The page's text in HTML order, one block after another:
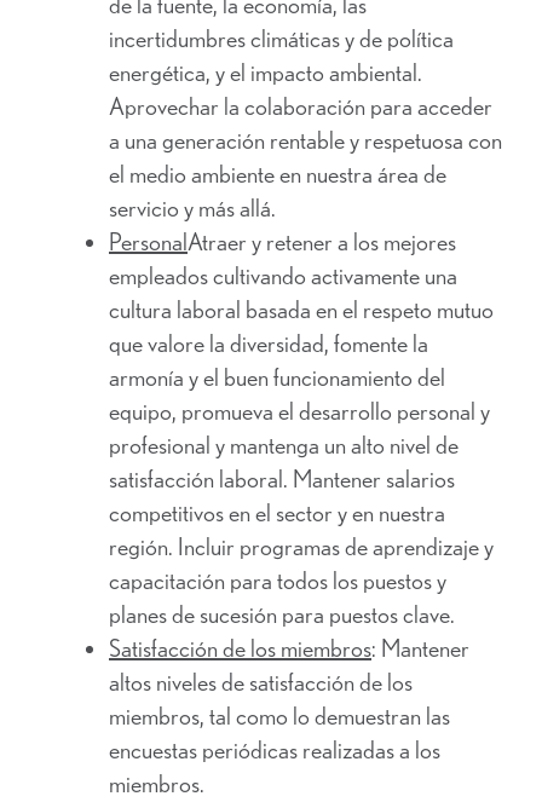
incertidumbres climáticas y de política
energética, y el impacto ambiental.
Aprovechar la colaboración para acceder
a una generación rentable y respetuosa con
el medio ambiente en nuestra área de
servicio y más allá.
PersonalAtraer y retener a los mejores
empleados cultivando activamente una
cultura laboral basada en el respeto mutuo
que valore la diversidad, fomente la
armonía y el buen funcionamiento del
equipo, promueva el desarrollo personal y
profesional y mantenga un alto nivel de
satisfacción laboral. Mantener salarios
competitivos en el sector y en nuestra
región. Incluir programas de aprendizaje y
capacitación para todos los puestos y
planes de sucesión para puestos clave.
Satisfacción de los miembros: Mantener
altos niveles de satisfacción de los
miembros, tal como lo demuestran las
encuestas periódicas realizadas a los
miembros.